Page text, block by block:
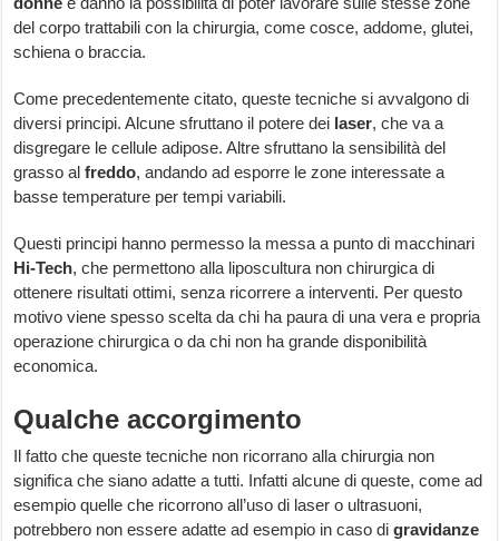
del corpo trattabili con la chirurgia, come cosce, addome, glutei,
schiena o braccia.
Come precedentemente citato, queste tecniche si avvalgono di
diversi principi. Alcune sfruttano il potere dei laser, che va a
disgregare le cellule adipose. Altre sfruttano la sensibilità del
grasso alfreddo, andando ad esporre le zone interessate a
basse temperature per tempi variabili.
Questi principi hanno permesso la messa a punto di macchinari
Hi-Tech, che permettono alla liposcultura non chirurgica di
ottenere risultati ottimi, senza ricorrere a interventi. Per questo
motivo viene spesso scelta da chi ha paura di una vera e propria
operazione chirurgica o da chi non ha grande disponibilità
economica.
Qualche accorgimento
Il fatto che queste tecniche non ricorrano alla chirurgia non
significa che siano adatte a tutti. Infatti alcune di queste, come ad
esempio quelle che ricorrono all’uso di laser o ultrasuoni,
potrebbero non essere adatte ad esempio in caso digravidanze